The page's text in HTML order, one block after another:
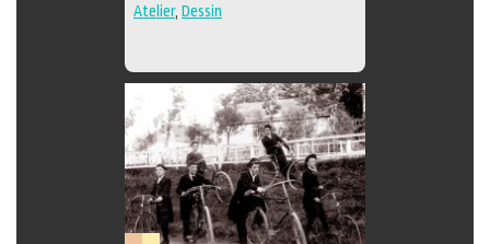
Atelier, Dessin